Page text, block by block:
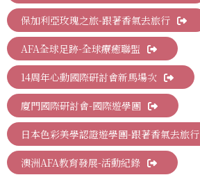
保加利亞玫瑰之旅-跟著香氣去旅行
AFA全球足跡-全球療癒聯盟
14周年心動國際研討會新馬場次
廈門國際研討會-國際遊學團
日本色彩美學認證遊學團-跟著香氣去旅行
澳洲AFA教育發展-活動紀錄